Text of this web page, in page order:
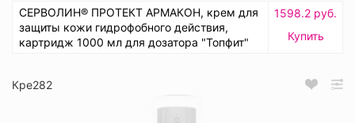
СЕРВОЛИН® ПРОТЕКТ АРМАКОН, крем для
защиты кожи гидрофобного действия,
картридж 1000 мл для дозатора "Топфит"
1598.2 руб.
Купить
Кре282